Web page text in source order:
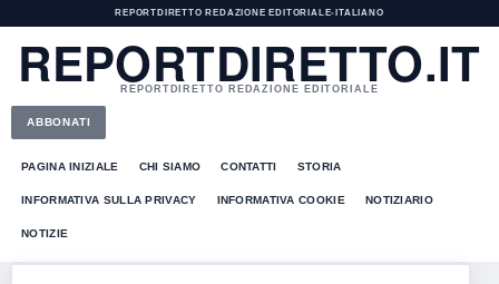
REPORTDIRETTO REDAZIONE EDITORIALE• ITALIANO
REPORTDIRETTO.IT
REPORTDIRETTO REDAZIONE EDITORIALE
ABBONATI
PAGINA INIZIALE CHI SIAMO CONTATTI STORIA
INFORMATIVA SULLA PRIVACY INFORMATIVA COOKIE NOTIZIARIO
NOTIZIE